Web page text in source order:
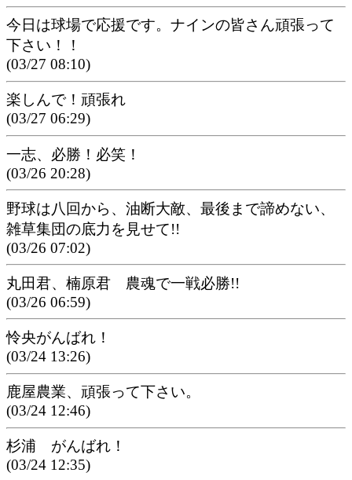
今日は球場で応援です。ナインの皆さん頑張って
下さい！！
(03/27 08:10)
楽しんで！頑張れ
(03/27 06:29)
一志、必勝！必笑！
(03/26 20:28)
野球は八回から、油断大敵、最後まで諦めない、
雑草集団の底力を見せて!!
(03/26 07:02)
丸田君、楠原君 農魂で一戦必勝!!
(03/26 06:59)
怜央がんばれ！
(03/24 13:26)
鹿屋農業、頑張って下さい。
(03/24 12:46)
杉浦 がんばれ！
(03/24 12:35)